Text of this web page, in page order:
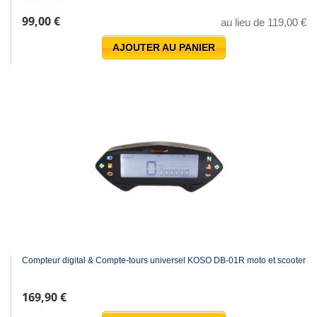
99,00 € au lieu de 119,00 €
AJOUTER AU PANIER
Compteur digital & Compte-tours universel KOSO DB-01R moto et scooter
169,90 €